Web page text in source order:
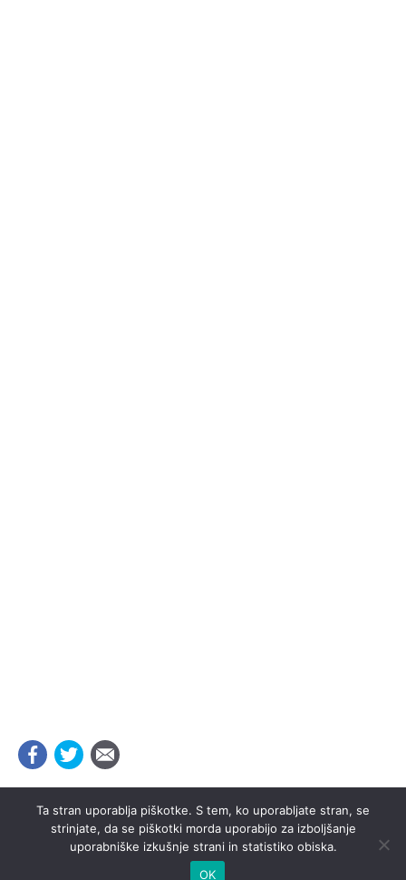
Ta stran uporablja piškotke. S tem, ko uporabljate stran, se
strinjate, da se piškotki morda uporabijo za izboljšanje
uporabniške izkušnje strani in statistiko obiska.
OK